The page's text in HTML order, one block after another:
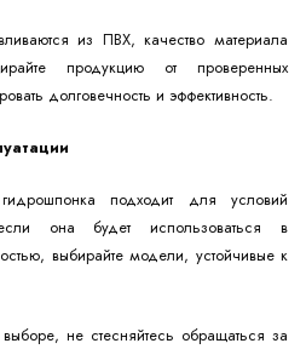
из ПВХ, качество материала
продукцию от проверенных
долговечность и эффективность.
подходит для условий
она будет использоваться в
выбирайте модели, устойчивые к
не стесняйтесь обращаться за